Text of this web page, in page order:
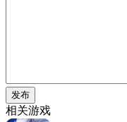
发布
相关游戏